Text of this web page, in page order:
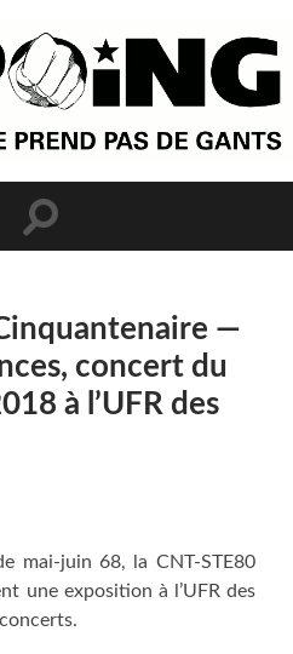
—
concert du
à l’UFR des
mai-juin 68, la CNT-STE80
une exposition à l’UFR des